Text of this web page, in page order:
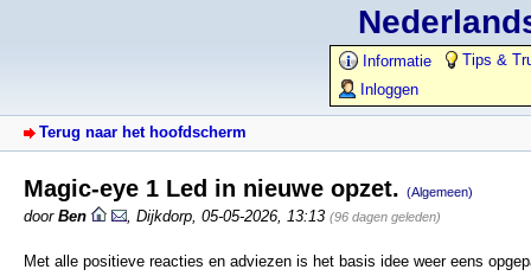
Informatie
Tips &
Inloggen
Terug naar het hoofdscherm
Magic-eye 1 Led in nieuwe opzet. (Algemeen)
door Ben Dijkdorp 05-05-2026, 13:13 (96 dagen geleden)
Met alle positieve reacties en adviezen is het basis idee weer eens